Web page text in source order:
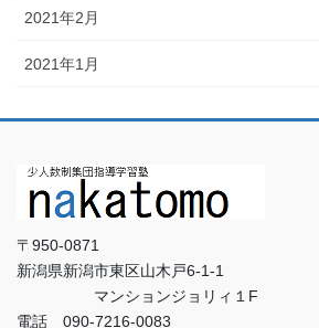
2021年2月
2021年1月
〒950-0871
新潟県新潟市東区山木戸6-1-1
マンションジョリィ１F
電話 090-7216-0083